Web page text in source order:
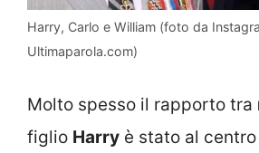
Harry, Carlo e William (foto da
Ultimaparola.com)
Molto spesso il rapporto tra
figlio Harry è stato al